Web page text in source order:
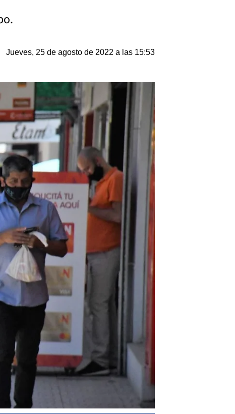
Jueves, 25 de agosto de 2022 a las 15:53